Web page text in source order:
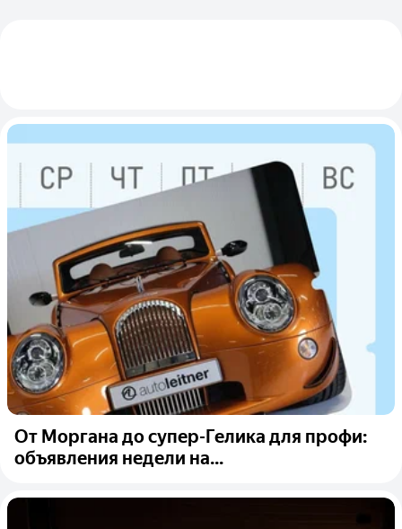
От Моргана до супер-Гелика для профи:
объявления недели на...